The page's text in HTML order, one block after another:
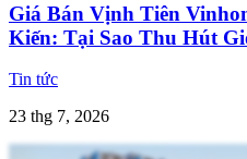
Giá Bán Vịnh Tiên
Kiến: Tại Sao Thu Hút
Tin tức
23 thg 7, 2026